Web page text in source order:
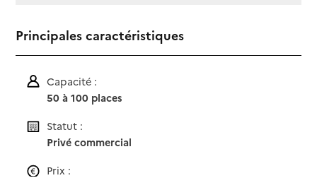
Principales caractéristiques
Capacité :
50 à 100 places
Statut :
Privé commercial
Prix :